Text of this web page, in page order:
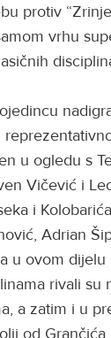
protiv
vrhu
u ogledu s
Vičević i
i
Adrian
u ovom dijelu
rivali su
a zatim i u
od